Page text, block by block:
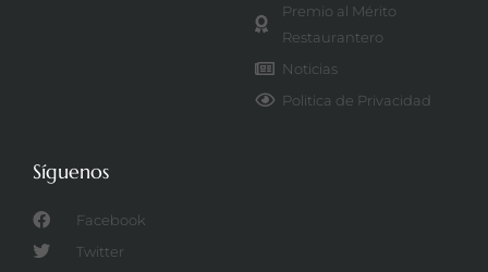
Premio al Mérito
Restaurantero
Noticias
Politica de Privacidad
Síguenos
Facebook
Twitter